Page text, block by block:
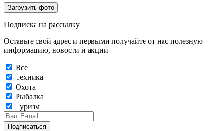
Загрузить фото
Подписка на рассылку
Оставьте свой адрес и первыми получайте от нас полезную
информацию, новости и акции.
Все
Техника
Охота
Рыбалка
Туризм
Подписаться